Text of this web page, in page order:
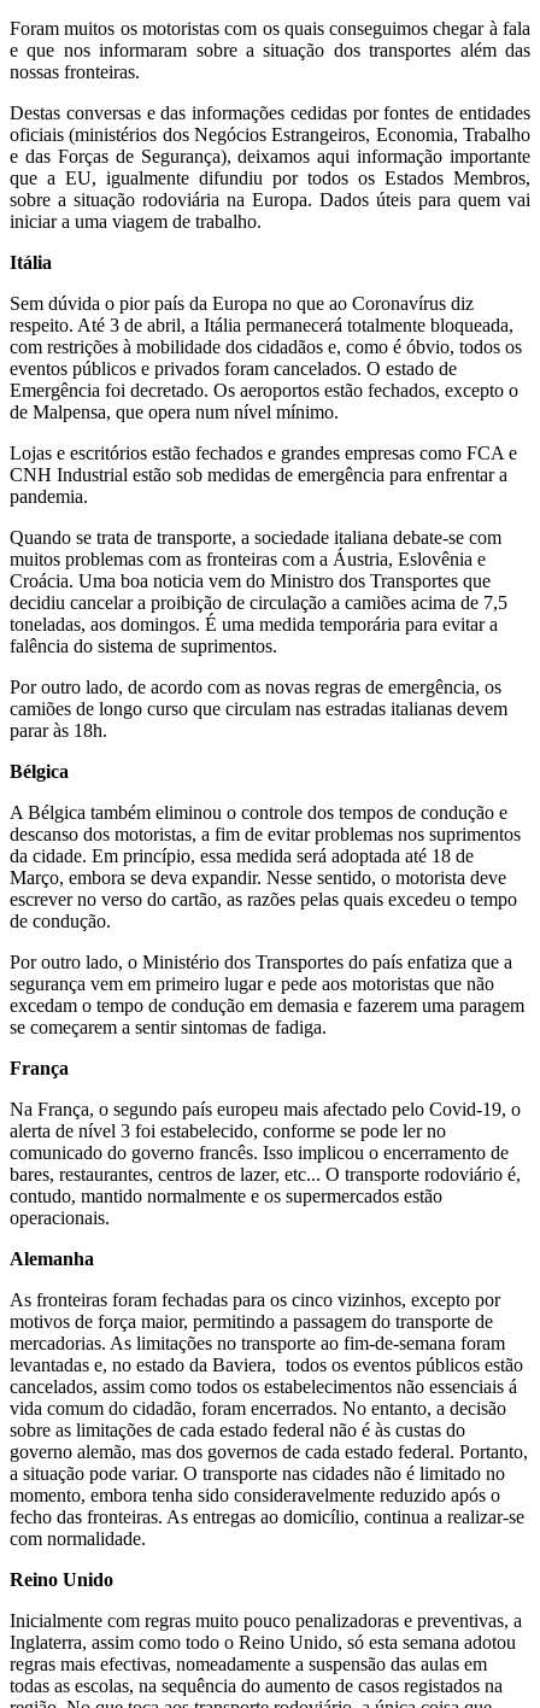
Foram muitos os motoristas com os quais conseguimos chegar à fala
e que nos informaram sobre a situação dos transportes além das
nossas fronteiras.
Destas conversas e das informações cedidas por fontes de entidades
oficiais (ministérios dos Negócios Estrangeiros, Economia, Trabalho
e das Forças de Segurança), deixamos aqui informação importante
que a EU, igualmente difundiu por todos os Estados Membros,
sobre a situação rodoviária na Europa. Dados úteis para quem vai
iniciar a uma viagem de trabalho.
Itália
Sem dúvida o pior país da Europa no que ao Coronavírus diz
respeito. Até 3 de abril, a Itália permanecerá totalmente bloqueada,
com restrições à mobilidade dos cidadãos e, como é óbvio, todos os
eventos públicos e privados foram cancelados. O estado de
Emergência foi decretado. Os aeroportos estão fechados, excepto o
de Malpensa, que opera num nível mínimo.
Lojas e escritórios estão fechados e grandes empresas como FCA e
CNH Industrial estão sob medidas de emergência para enfrentar a
pandemia.
Quando se trata de transporte, a sociedade italiana debate-se com
muitos problemas com as fronteiras com a Áustria, Eslovênia e
Croácia. Uma boa noticia vem do Ministro dos Transportes que
decidiu cancelar a proibição de circulação a camiões acima de 7,5
toneladas, aos domingos. É uma medida temporária para evitar a
falência do sistema de suprimentos.
Por outro lado, de acordo com as novas regras de emergência, os
camiões de longo curso que circulam nas estradas italianas devem
parar às 18h.
Bélgica
A Bélgica também eliminou o controle dos tempos de condução e
descanso dos motoristas, a fim de evitar problemas nos suprimentos
da cidade. Em princípio, essa medida será adoptada até 18 de
Março, embora se deva expandir. Nesse sentido, o motorista deve
escrever no verso do cartão, as razões pelas quais excedeu o tempo
de condução.
Por outro lado, o Ministério dos Transportes do país enfatiza que a
segurança vem em primeiro lugar e pede aos motoristas que não
excedam o tempo de condução em demasia e fazerem uma paragem
se começarem a sentir sintomas de fadiga.
França
Na França, o segundo país europeu mais afectado pelo Covid-19, o
alerta de nível 3 foi estabelecido, conforme se pode ler no
comunicado do governo francês. Isso implicou o encerramento de
bares, restaurantes, centros de lazer, etc... O transporte rodoviário é,
contudo, mantido normalmente e os supermercados estão
operacionais.
Alemanha
As fronteiras foram fechadas para os cinco vizinhos, excepto por
motivos de força maior, permitindo a passagem do transporte de
mercadorias. As limitações no transporte ao fim-de-semana foram
levantadas e, no estado da Baviera, todos os eventos públicos estão
cancelados, assim como todos os estabelecimentos não essenciais á
vida comum do cidadão, foram encerrados. No entanto, a decisão
sobre as limitações de cada estado federal não é às custas do
governo alemão, mas dos governos de cada estado federal. Portanto,
a situação pode variar. O transporte nas cidades não é limitado no
momento, embora tenha sido consideravelmente reduzido após o
fecho das fronteiras. As entregas ao domicílio, continua a realizar-se
com normalidade.
Reino Unido
Inicialmente com regras muito pouco penalizadoras e preventivas, a
Inglaterra, assim como todo o Reino Unido, só esta semana adotou
regras mais efectivas, nomeadamente a suspensão das aulas em
todas as escolas, na sequência do aumento de casos registados na